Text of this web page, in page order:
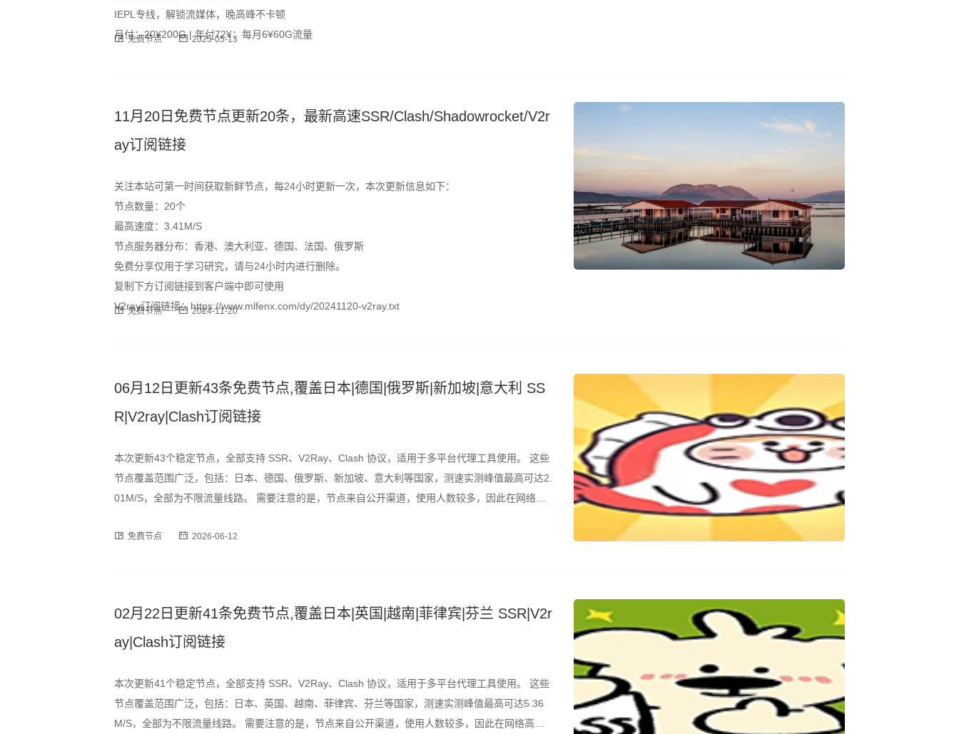
IEPL专线，解锁流媒体，晚高峰不卡顿
月付：20¥200G | 年付72¥：每月6¥60G流量
免费节点 2025-05-13
11月20日免费节点更新20条，最新高速SSR/Clash/Shadowrocket/V2r
ay订阅链接
关注本站可第一时间获取新鲜节点，每24小时更新一次，本次更新信息如下：
节点数量：20个
最高速度：3.41M/S
节点服务器分布：香港、澳大利亚、德国、法国、俄罗斯
免费分享仅用于学习研究，请与24小时内进行删除。
复制下方订阅链接到客户端中即可使用
V2ray订阅链接：https://www.mlfenx.com/dy/20241120-v2ray.txt
免费节点 2024-11-20
06月12日更新43条免费节点,覆盖日本|德国|俄罗斯|新加坡|意大利 SS
R|V2ray|Clash订阅链接
本次更新43个稳定节点，全部支持 SSR、V2Ray、Clash 协议，适用于多平台代理工具使用。 这些
节点覆盖范围广泛，包括：日本、德国、俄罗斯、新加坡、意大利等国家，测速实测峰值最高可达2.
01M/S，全部为不限流量线路。 需要注意的是，节点来自公开渠道，使用人数较多，因此在网络高
为订阅格式，用户可通过以下
免费节点 2026-06-12
02月22日更新41条免费节点,覆盖日本|英国|越南|菲律宾|芬兰 SSR|V2r
ay|Clash订阅链接
本次更新41个稳定节点，全部支持 SSR、V2Ray、Clash 协议，适用于多平台代理工具使用。 这些
节点覆盖范围广泛，包括：日本、英国、越南、菲律宾、芬兰等国家，测速实测峰值最高可达5.36
M/S，全部为不限流量线路。 需要注意的是，节点来自公开渠道，使用人数较多，因此在网络高峰